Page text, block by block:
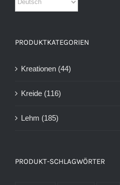
PRODUKTKATEGORIEN
Kreationen (44)
Kreide (116)
Lehm (185)
PRODUKT-SCHLAGWÖRTER